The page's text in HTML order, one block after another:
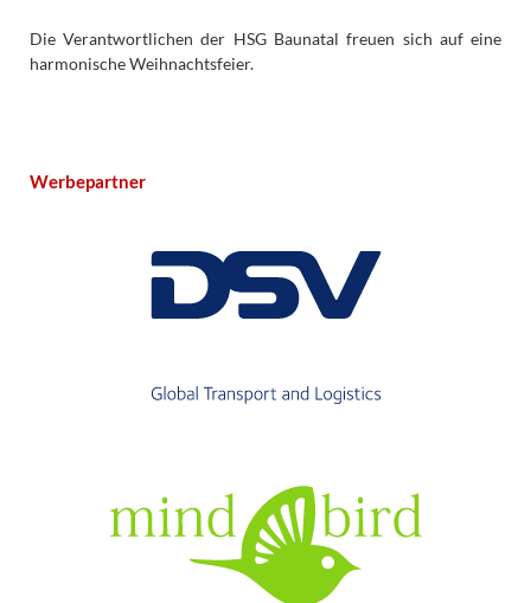
Die Verantwortlichen der HSG Baunatal freuen sich auf eine
harmonische Weihnachtsfeier.
Werbepartner